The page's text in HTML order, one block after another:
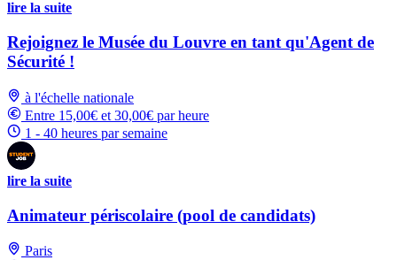
lire la suite
Rejoignez le Musée du Louvre en tant qu'Agent de
Sécurité !
à l'échelle nationale
Entre 15,00€ et 30,00€ par heure
1 - 40 heures par semaine
lire la suite
Animateur périscolaire (pool de candidats)
Paris